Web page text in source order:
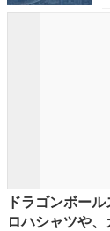
ドラゴンボー
ロハシャツや